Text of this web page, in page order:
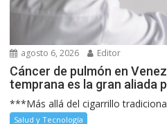
agosto 6, 2026 Editor
Cáncer de pulmón en
temprana es la gran aliada
***Más allá del cigarrillo
Salud y Tecnología